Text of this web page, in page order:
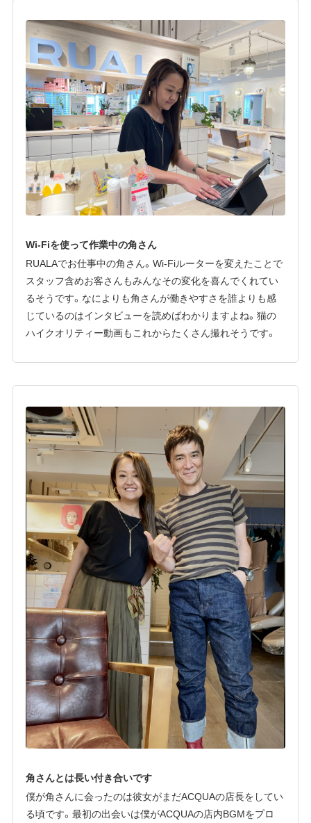
Wi-Fiを使って作業中の角さん
RUALAでお仕事中の角さん。Wi-Fiルーターを変えたことで
スタッフ含めお客さんもみんなその変化を喜んでくれてい
るそうです。なによりも角さんが働きやすさを誰よりも感
じているのはインタビューを読めばわかりますよね。猫の
ハイクオリティー動画もこれからたくさん撮れそうです。
角さんとは長い付き合いです
僕が角さんに会ったのは彼女がまだACQUAの店長をしてい
る頃です。最初の出会いは僕がACQUAの店内BGMをプロ